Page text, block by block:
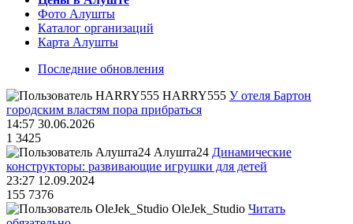
Фото Алушты
Каталог организаций
Карта Алушты
Последние обновления
HARRY555 У отеля Бартон
городским властям пора прибраться
14:57 30.06.2026
1 3425
Алушта24 Динамические
конструкторы: развивающие игрушки для детей
23:27 12.09.2024
155 7376
OleJek_Studio Читать